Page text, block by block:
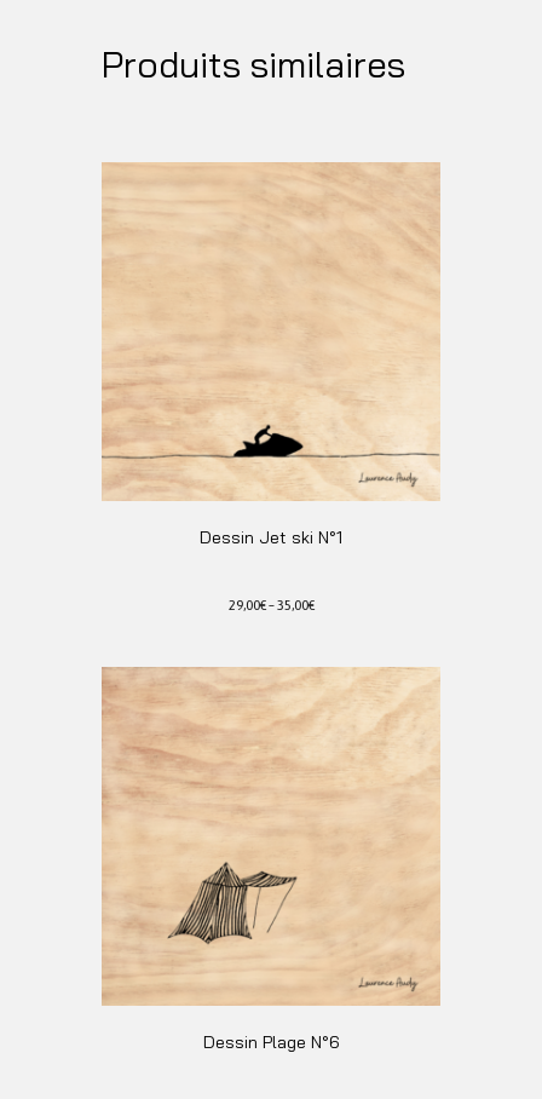
Produits similaires
Dessin Jet ski N°1
29,00€–35,00€
plusieurs
variations.
Les
être
sur
la
page
produit
Dessin Plage N°6